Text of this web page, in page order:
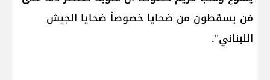
مَن يسقطون من ضحايا خصوصاً ضحايا الجيش
اللبناني".